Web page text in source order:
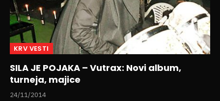
KRV VESTI
SILA JE POJAKA – Vutrax: Novi album,
turneja, majice
24/11/2014